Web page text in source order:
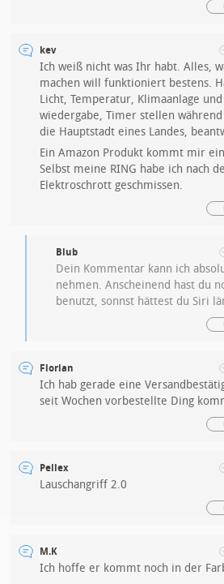
kev
Ich weiß nicht was Ihr habt. Alles,
machen will funktioniert bestens.
Licht, Temperatur, Klimaanlage
wiedergabe, Timer stellen
die Hauptstadt eines Landes,
Ein Amazon Produkt kommt mir
Selbst meine RING habe ich nach
Elektroschrott geschmissen.
Blub
Dein Kommentar kann ich
nehmen. Anscheinend hast du
benutzt, sonnst hättest du Siri
Florian
Ich hab gerade eine
seit Wochen vorbestellte Ding
Pellex
Lauschangriff 2.0
M.K
Ich hoffe er kommt noch in der